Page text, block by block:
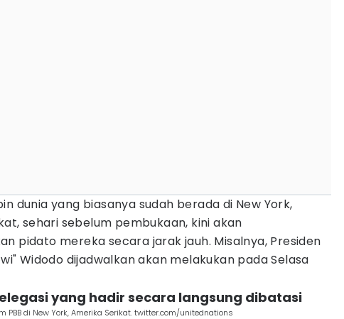
dunia yang biasanya sudah berada di New York,
sehari sebelum pembukaan, kini akan
pidato mereka secara jarak jauh. Misalnya, Presiden
Widodo dijadwalkan akan melakukan pada Selasa
yang hadir secara langsung dibatasi
PBB di New York, Amerika Serikat. twitter.com/unitednations